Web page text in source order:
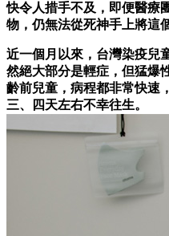
快令人措手不及，即便醫療
物，仍無法從死神手上將這
近一個月以來，台灣染疫兒
然絕大部分是輕症，但猛爆
齡前兒童，病程都非常快速
三、四天左右不幸往生。